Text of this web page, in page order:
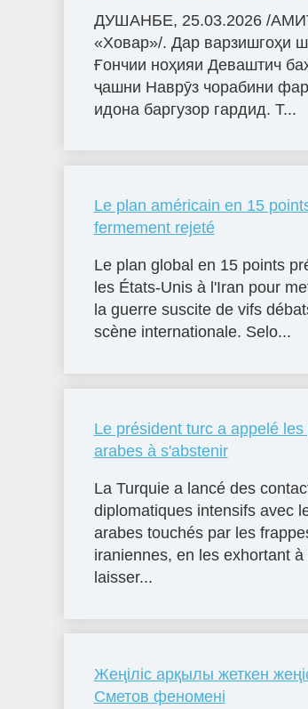
ДУШАНБЕ, 25.03.2026 /
«Ховар»/. Дар варзишгоҳи
Ғончии ноҳияи Деваштич
ҷашни Наврӯз чорабини
идона баргузор гардид. Т...
Le plan américain en 15
fermement rejeté
Le plan global en 15 points
les États-Unis à l'Iran pour
la guerre suscite de vifs
scène internationale. Selo...
Le président turc a appelé les
arabes à s'abstenir
La Turquie a lancé des
diplomatiques intensifs avec
arabes touchés par les
iraniennes, en les exhortant
laisser...
Жеңіліс арқылы жеткен
Сметов феномені